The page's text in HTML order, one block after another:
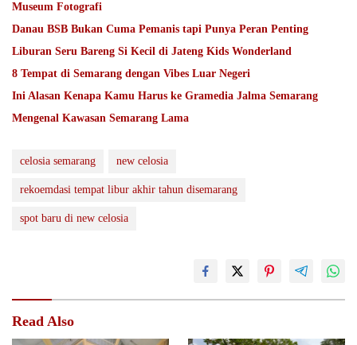
Museum Fotografi
Danau BSB Bukan Cuma Pemanis tapi Punya Peran Penting
Liburan Seru Bareng Si Kecil di Jateng Kids Wonderland
8 Tempat di Semarang dengan Vibes Luar Negeri
Ini Alasan Kenapa Kamu Harus ke Gramedia Jalma Semarang
Mengenal Kawasan Semarang Lama
celosia semarang new celosia
rekoemdasi tempat libur akhir tahun disemarang
spot baru di new celosia
Read Also